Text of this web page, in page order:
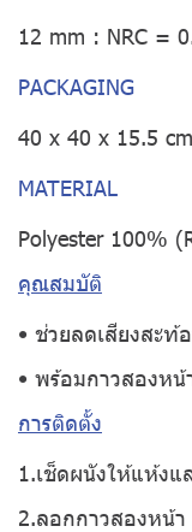
12 mm : NRC =
PACKAGING
40 x 40 x 15.5 cm
MATERIAL
Polyester 100%
คุณสมบัติ
• ช่วยลดเสียงสะท้
• พร้อมกาวสองหน้
การติดตั้ง
1.เช็ดผนังให้แห้งแ
2.ลอกกาวสองหน้า